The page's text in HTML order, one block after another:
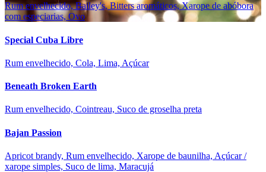
Rum envelhecido, Bailey's, Bitters aromáticos, Xarope de abóbora
com especiarias, Ovo
Special Cuba Libre
Rum envelhecido, Cola, Lima, Açúcar
Beneath Broken Earth
Rum envelhecido, Cointreau, Suco de groselha preta
Bajan Passion
Apricot brandy, Rum envelhecido, Xarope de baunilha, Açúcar /
xarope simples, Suco de lima, Maracujá